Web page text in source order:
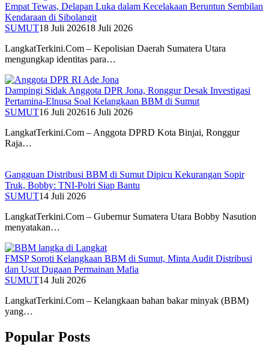
Empat Tewas, Delapan Luka dalam Kecelakaan Beruntun Sembilan
Kendaraan di Sibolangit
SUMUT18 Juli 202618 Juli 2026
LangkatTerkini.Com – Kepolisian Daerah Sumatera Utara
mengungkap identitas para…
Dampingi Sidak Anggota DPR Jona, Ronggur Desak Investigasi
Pertamina-Elnusa Soal Kelangkaan BBM di Sumut
SUMUT16 Juli 202616 Juli 2026
LangkatTerkini.Com – Anggota DPRD Kota Binjai, Ronggur
Raja…
Gangguan Distribusi BBM di Sumut Dipicu Kekurangan Sopir
Truk, Bobby: TNI-Polri Siap Bantu
SUMUT14 Juli 2026
LangkatTerkini.Com – Gubernur Sumatera Utara Bobby Nasution
menyatakan…
FMSP Soroti Kelangkaan BBM di Sumut, Minta Audit Distribusi
dan Usut Dugaan Permainan Mafia
SUMUT14 Juli 2026
LangkatTerkini.Com – Kelangkaan bahan bakar minyak (BBM)
yang…
Popular Posts